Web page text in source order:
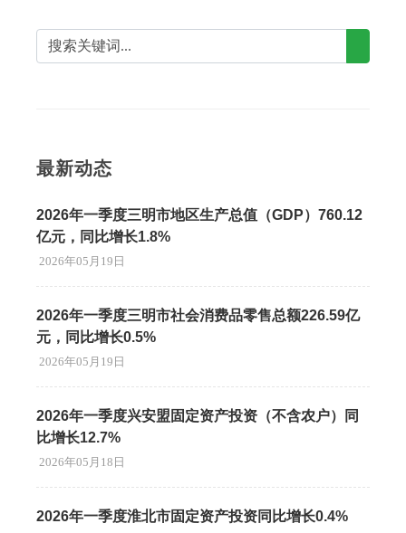
最新动态
2026年一季度三明市地区生产总值（GDP）760.12
亿元，同比增长1.8%
2026年05月19日
2026年一季度三明市社会消费品零售总额226.59亿
元，同比增长0.5%
2026年05月19日
2026年一季度兴安盟固定资产投资（不含农户）同
比增长12.7%
2026年05月18日
2026年一季度淮北市固定资产投资同比增长0.4%